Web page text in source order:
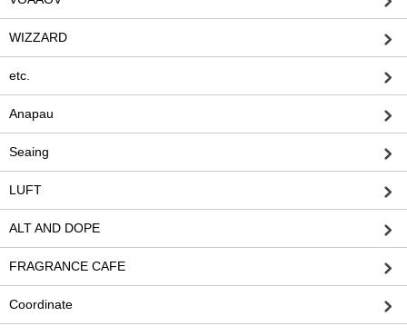
WIZZARD
etc.
Anapau
Seaing
LUFT
ALT AND DOPE
FRAGRANCE CAFE
Coordinate